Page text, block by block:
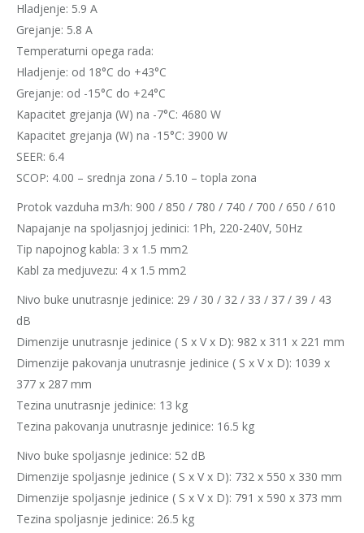
Hladjenje: 5.9 A
Grejanje: 5.8 A
Temperaturni opega rada:
Hladjenje: od 18°C do +43°C
Grejanje: od -15°C do +24°C
Kapacitet grejanja (W) na -7°C: 4680 W
Kapacitet grejanja (W) na -15°C: 3900 W
SEER: 6.4
SCOP: 4.00 – srednja zona / 5.10 – topla zona
Protok vazduha m3/h: 900 / 850 / 780 / 740 / 700 / 650 / 610
Napajanje na spoljasnjoj jedinici: 1Ph, 220-240V, 50Hz
Tip napojnog kabla: 3 x 1.5 mm2
Kabl za medjuvezu: 4 x 1.5 mm2
Nivo buke unutrasnje jedinice: 29 / 30 / 32 / 33 / 37 / 39 / 43
dB
Dimenzije unutrasnje jedinice ( S x V x D): 982 x 311 x 221 mm
Dimenzije pakovanja unutrasnje jedinice ( S x V x D): 1039 x
377 x 287 mm
Tezina unutrasnje jedinice: 13 kg
Tezina pakovanja unutrasnje jedinice: 16.5 kg
Nivo buke spoljasnje jedinice: 52 dB
Dimenzije spoljasnje jedinice ( S x V x D): 732 x 550 x 330 mm
Dimenzije spoljasnje jedinice ( S x V x D): 791 x 590 x 373 mm
Tezina spoljasnje jedinice: 26.5 kg